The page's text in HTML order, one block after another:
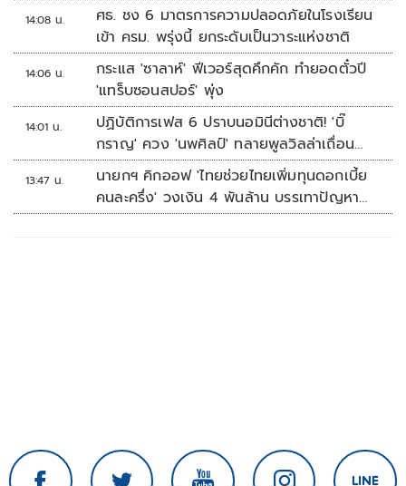
14:08 น.
ศธ. ชง 6 มาตรการความปลอดภัยในโรงเรียน
เข้า ครม. พรุ่งนี้ ยกระดับเป็นวาระแห่งชาติ
14:06 น.
กระแส 'ซาลาห์' ฟีเวอร์สุดคึกคัก ทำยอดตั๋วปี
'แทร็บซอนสปอร์' พุ่ง
14:01 น.
ปฏิบัติการเฟส 6 ปราบนอมินีต่างชาติ! 'บิ๊
กราญ' ควง 'นพศิลป์' ทลายพูลวิลล่าเถื่อน
หัวหิน
13:47 น.
นายกฯ คิกออฟ 'ไทยช่วยไทยเพิ่มทุนดอกเบี้ย
คนละครึ่ง' วงเงิน 4 พันล้าน บรรเทาปัญหา
ปากท้อง